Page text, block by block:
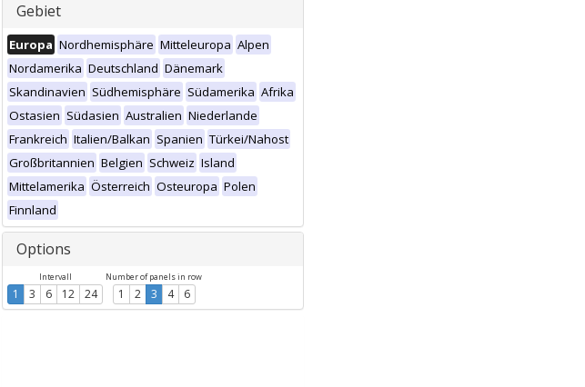
Gebiet
Europa Nordhemisphäre Mitteleuropa Alpen
Nordamerika Deutschland Dänemark
Skandinavien Südhemisphäre Südamerika Afrika
Ostasien Südasien Australien Niederlande
Frankreich Italien/Balkan Spanien Türkei/Nahost
Großbritannien Belgien Schweiz Island
Mittelamerika Österreich Osteuropa Polen
Finnland
Options
Intervall
1 3 6 12 24
Number of panels in row
1 2 3 4 6